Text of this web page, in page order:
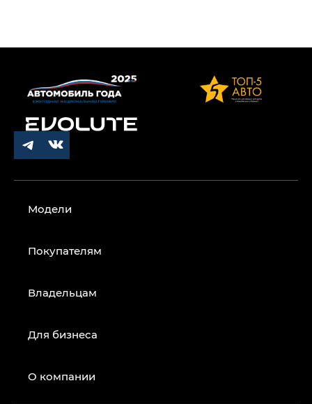
Модели
Покупателям
Владельцам
Для бизнеса
О компании